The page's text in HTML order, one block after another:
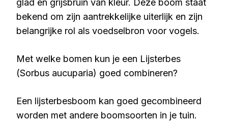
glad en grijsbruin van kleur. Deze boom staat
bekend om zijn aantrekkelijke uiterlijk en zijn
belangrijke rol als voedselbron voor vogels.
Met welke bomen kun je een Lijsterbes
(Sorbus aucuparia) goed combineren?
Een lijsterbesboom kan goed gecombineerd
worden met andere boomsoorten in je tuin.